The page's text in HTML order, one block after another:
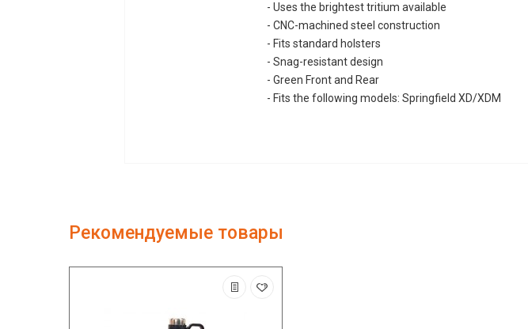
- Uses the brightest tritium available
- CNC-machined steel construction
- Fits standard holsters
- Snag-resistant design
- Green Front and Rear
- Fits the following models: Springfield XD/XDM
Рекомендуемые товары